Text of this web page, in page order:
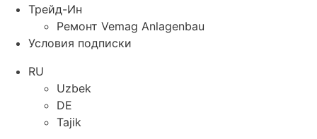
Трейд-Ин
Ремонт Vemag Anlagenbau
Условия подписки
RU
Uzbek
DE
Tajik